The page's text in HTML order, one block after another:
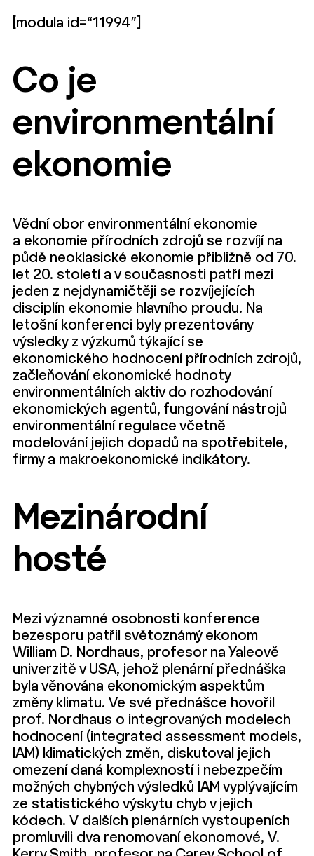
[modula id=“11994″]
Co je
environmentální
ekonomie
Vědní obor environmentální ekonomie
a ekonomie přírodních zdrojů se rozvíjí na
půdě neoklasické ekonomie přibližně od 70.
let 20. století a v současnosti patří mezi
jeden z nejdynamičtěji se rozvíjejících
disciplín ekonomie hlavního proudu. Na
letošní konferenci byly prezentovány
výsledky z výzkumů týkající se
ekonomického hodnocení přírodních zdrojů,
začleňování ekonomické hodnoty
environmentálních aktiv do rozhodování
ekonomických agentů, fungování nástrojů
environmentální regulace včetně
modelování jejich dopadů na spotřebitele,
firmy a makroekonomické indikátory.
Mezinárodní
hosté
Mezi významné osobnosti konference
bezesporu patřil světoznámý ekonom
William D. Nordhaus, profesor na Yaleově
univerzitě v USA, jehož plenární přednáška
byla věnována ekonomickým aspektům
změny klimatu. Ve své přednášce hovořil
prof. Nordhaus o integrovaných modelech
hodnocení (integrated assessment models,
IAM) klimatických změn, diskutoval jejich
omezení daná komplexností i nebezpečím
možných chybných výsledků IAM vyplývajícím
ze statistického výskytu chyb v jejich
kódech. V dalších plenárních vystoupeních
promluvili dva renomovaní ekonomové, V.